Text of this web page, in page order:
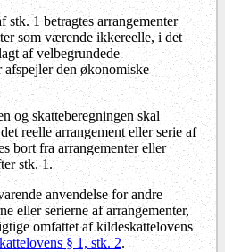
stk. 1 betragtes arrangementer
som værende ikkereelle, i det
af velbegrundede
afspejler den økonomiske
og skatteberegningen skal
reelle arrangement eller serie af
bort fra arrangementer eller
stk. 1.
anvendelse for andre
eller serierne af arrangementer,
omfattet af kildeskattelovens
§ 1, stk. 2.